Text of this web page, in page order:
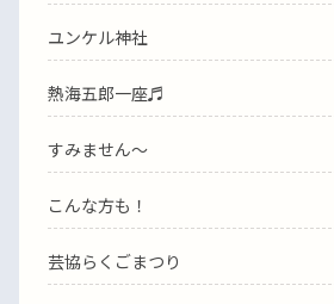
ユンケル神社
熱海五郎一座♬
すみません〜
こんな方も！
芸協らくごまつり